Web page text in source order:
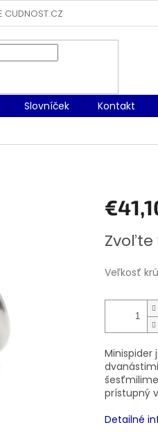
CUDNOST.CZ
Slovníček
Kontakt
cena:
Veľkosť
Minispider
prístupný
Detailné